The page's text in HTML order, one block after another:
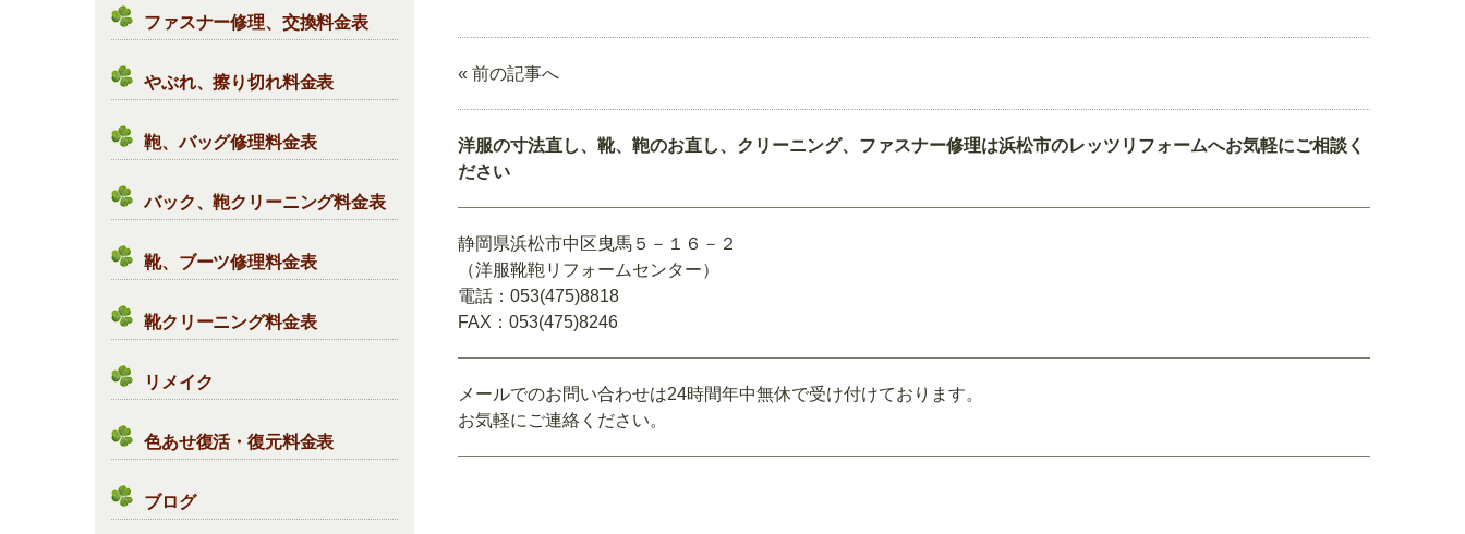
ファスナー修理、交換料金表
やぶれ、擦り切れ料金表
鞄、バッグ修理料金表
バック、鞄クリーニング料金表
靴、ブーツ修理料金表
靴クリーニング料金表
リメイク
色あせ復活・復元料金表
ブログ
« 前の記事へ
洋服の寸法直し、靴、鞄のお直し、クリーニング、ファスナー修理は浜松市のレッツリフォームへお気軽にご相談く
ださい
静岡県浜松市中区曳馬５－１６－２
（洋服靴鞄リフォームセンター）
電話：053(475)8818
FAX：053(475)8246
メールでのお問い合わせは24時間年中無休で受け付けております。
お気軽にご連絡ください。